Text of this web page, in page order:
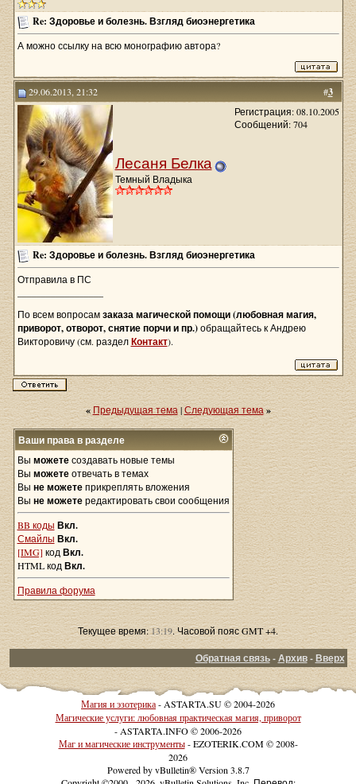
Re: Здоровье и болезнь. Взгляд биоэнергетика
А можно ссылку на всю монографию автора?
#3
29.06.2013, 21:32
Лесаня Белка
Темный Владыка
Регистрация: 08.10.2005
Сообщений: 704
Re: Здоровье и болезнь. Взгляд биоэнергетика
Отправила в ПС
По всем вопросамзаказа магической помощи (любовная магия,
приворот, отворот, снятие порчи и пр.)обращайтесь к Андрею
Викторовичу (см. разделКонтакт).
« Предыдущая тема|Следующая тема»
Ваши права в разделе
Вы можетесоздавать новые темы
Вы можетеотвечать в темах
Вы не можетеприкреплять вложения
Вы не можетередактировать свои сообщения
BB коды Вкл.
Смайлы Вкл.
[IMG] код Вкл.
HTML код Вкл.
Правила форума
Текущее время:13:19. Часовой пояс GMT +4.
Обратная связь-Архив-Вверх
Магия и эзотерика- ASTARTA.SU © 2004-2026
Магические услуги: любовная практическая магия, приворот
- ASTARTA.INFO © 2006-2026
Маг и магические инструменты- EZOTERIK.COM © 2008-
2026
Powered by vBulletin® Version 3.8.7